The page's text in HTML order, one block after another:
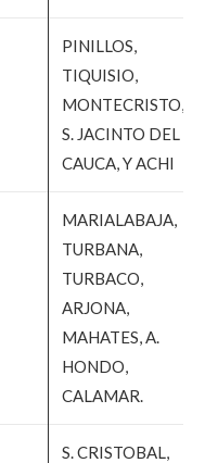
PINILLOS,
TIQUISIO,
MONTECRISTO,
S. JACINTO DEL
CAUCA, Y ACHI
MARIALABAJA,
TURBANA,
TURBACO,
ARJONA,
MAHATES, A.
HONDO,
CALAMAR.
S. CRISTOBAL,